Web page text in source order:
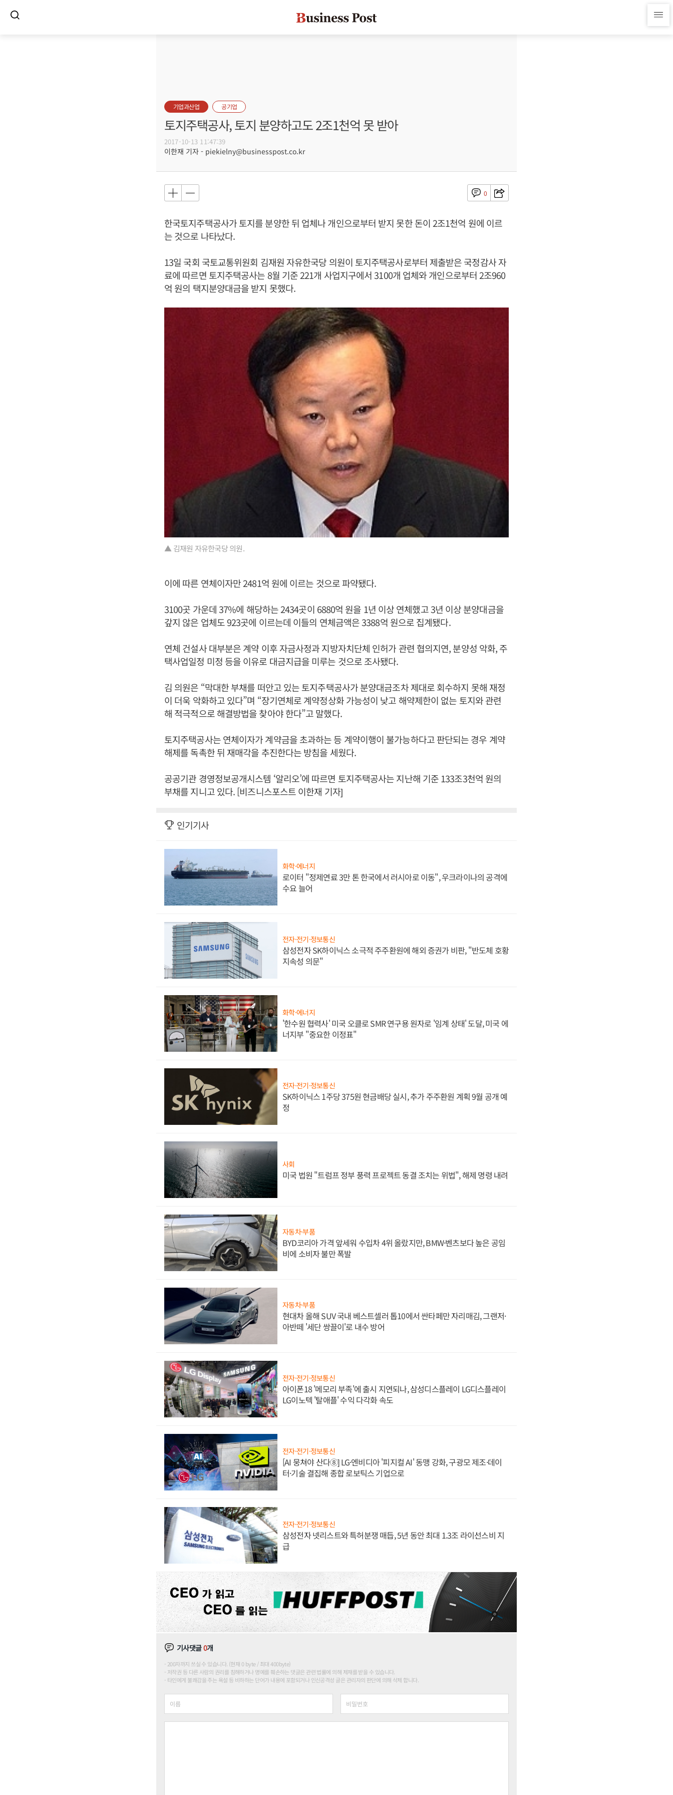
기업과산업 공기업
토지주택공사, 토지 분양하고도 2조1천억 못 받아
2017-10-13 11:47:39
이한재 기자 - piekielny@businesspost.co.kr
0
한국토지주택공사가 토지를 분양한 뒤 업체나 개인으로부터 받지 못한 돈이 2조1천억 원에 이르
는 것으로 나타났다.
13일 국회 국토교통위원회 김재원 자유한국당 의원이 토지주택공사로부터 제출받은 국정감사 자
료에 따르면 토지주택공사는 8월 기준 221개 사업지구에서 3100개 업체와 개인으로부터 2조960
억 원의 택지분양대금을 받지 못했다.
▲ 김재원 자유한국당 의원.
이에 따른 연체이자만 2481억 원에 이르는 것으로 파약됐다.
3100곳 가운데 37%에 해당하는 2434곳이 6880억 원을 1년 이상 연체했고 3년 이상 분양대금을
갚지 않은 업체도 923곳에 이르는데 이들의 연체금액은 3388억 원으로 집계됐다.
연체 건설사 대부분은 계약 이후 자금사정과 지방자치단체 인허가 관련 협의지연, 분양성 악화, 주
택사업일정 미정 등을 이유로 대금지급을 미루는 것으로 조사됐다.
김 의원은 “막대한 부채를 떠안고 있는 토지주택공사가 분양대금조차 제대로 회수하지 못해 재정
이 더욱 악화하고 있다”며 “장기연체로 계약정상화 가능성이 낮고 해약제한이 없는 토지와 관련
해 적극적으로 해결방법을 찾아야 한다”고 말했다.
토지주택공사는 연체이자가 계약금을 초과하는 등 계약이행이 불가능하다고 판단되는 경우 계약
해제를 독촉한 뒤 재매각을 추진한다는 방침을 세웠다.
공공기관 경영정보공개시스템 ‘알리오’에 따르면 토지주택공사는 지난해 기준 133조3천억 원의
부채를 지니고 있다. [비즈니스포스트 이한재 기자]
인기기사
화학·에너지
로이터 "정제연료 3만 톤 한국에서 러시아로 이동", 우크라이나의 공격에
수요 늘어
전자·전기·정보통신
삼성전자 SK하이닉스 소극적 주주환원에 해외 증권가 비판, "반도체 호황
지속성 의문"
화학·에너지
'한수원 협력사' 미국 오클로 SMR 연구용 원자로 '임계 상태' 도달, 미국 에
너지부 "중요한 이정표"
전자·전기·정보통신
SK하이닉스 1주당 375원 현금배당 실시, 추가 주주환원 계획 9월 공개 예
정
사회
미국 법원 "트럼프 정부 풍력 프로젝트 동결 조치는 위법", 해제 명령 내려
자동차·부품
BYD코리아 가격 앞세워 수입차 4위 올랐지만, BMW·벤츠보다 높은 공임
비에 소비자 불만 폭발
자동차·부품
현대차 올해 SUV 국내 베스트셀러 톱10에서 싼타페만 자리매김, 그랜저·
아반떼 '세단 쌍끌이'로 내수 방어
전자·전기·정보통신
아이폰18 '메모리 부족'에 출시 지연되나, 삼성디스플레이 LG디스플레이
LG이노텍 '탈애플' 수익 다각화 속도
전자·전기·정보통신
[AI 뭉쳐야 산다⑧] LG·엔비디아 '피지컬 AI' 동맹 강화, 구광모 제조·데이
터·기술 결집해 종합 로보틱스 기업으로
전자·전기·정보통신
삼성전자 넷리스트와 특허분쟁 매듭, 5년 동안 최대 1.3조 라이선스비 지
급
기사댓글0개
200자까지 쓰실 수 있습니다. (현재 0 byte / 최대 400byte)
저작권 등 다른 사람의 권리를 침해하거나 명예를 훼손하는 댓글은 관련 법률에 의해 제재를 받을 수 있습니다.
타인에게 불쾌감을 주는 욕설 등 비하하는 단어가 내용에 포함되거나 인신공격성 글은 관리자의 판단에 의해 삭제 합니다.